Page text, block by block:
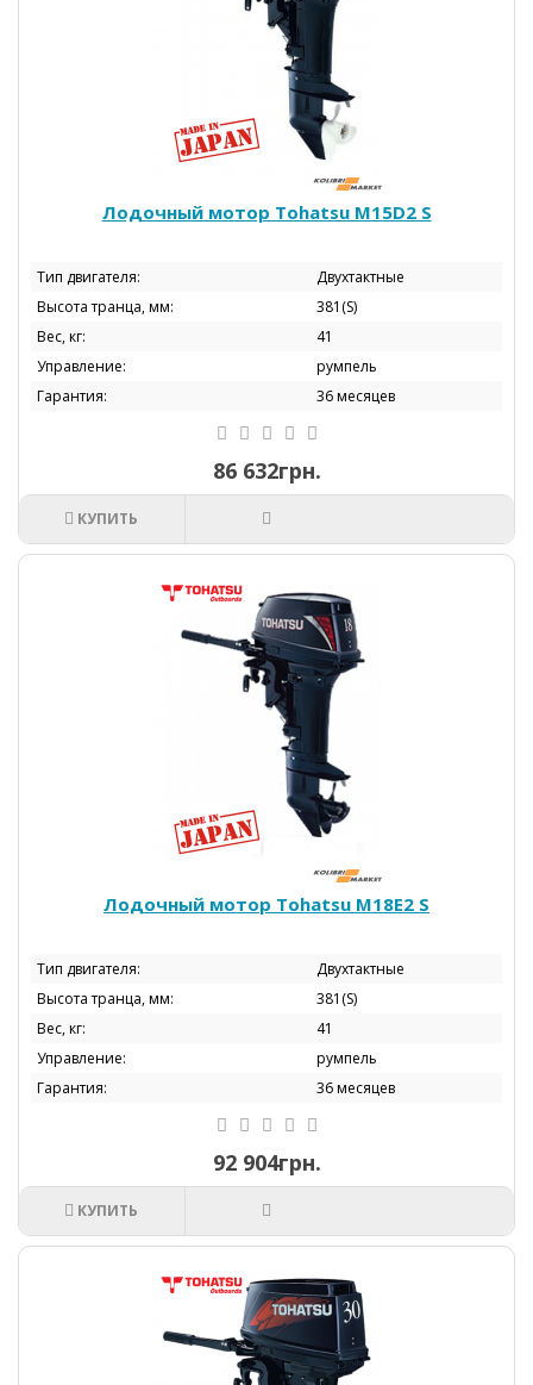
Лодочный мотор Tohatsu M15D2 S
Тип двигателя:
Двухтактные
Высота транца, мм:
381(S)
Вес, кг:
41
Управление:
румпель
Гарантия:
36 месяцев
86 632грн.
КУПИТЬ
Лодочный мотор Tohatsu M18E2 S
Тип двигателя:
Двухтактные
Высота транца, мм:
381(S)
Вес, кг:
41
Управление:
румпель
Гарантия:
36 месяцев
92 904грн.
КУПИТЬ